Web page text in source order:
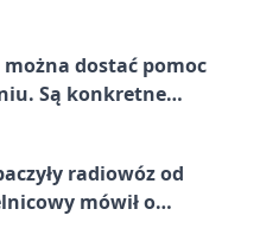
dostać pomoc
Są konkretne
radiowóz od
mówił o